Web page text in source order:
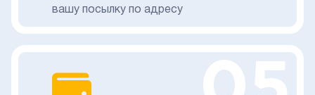
вашу посылку по адресу